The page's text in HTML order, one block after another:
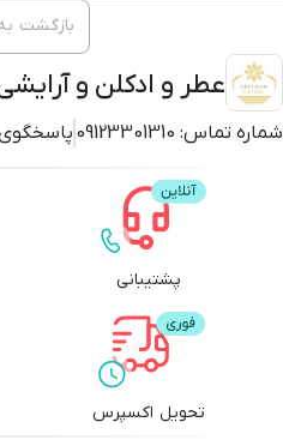
عطر و ادکلن و
شماره تماس: 09123301310
بازگشت به
پشتیبانی
تحویل اکسپرس